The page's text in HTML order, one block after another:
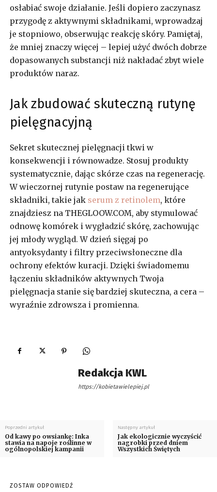
osłabiać swoje działanie. Jeśli dopiero zaczynasz
przygodę z aktywnymi składnikami, wprowadzaj
je stopniowo, obserwując reakcję skóry. Pamiętaj,
że mniej znaczy więcej – lepiej użyć dwóch dobrze
dopasowanych substancji niż nakładać zbyt wiele
produktów naraz.
Jak zbudować skuteczną rutynę
pielęgnacyjną
Sekret skutecznej pielęgnacji tkwi w
konsekwencji i równowadze. Stosuj produkty
systematycznie, dając skórze czas na regenerację.
W wieczornej rutynie postaw na regenerujące
składniki, takie jak serum z retinolem, które
znajdziesz na THEGLOOW.COM, aby stymulować
odnowę komórek i wygładzić skórę, zachowując
jej młody wygląd. W dzień sięgaj po
antyoksydanty i filtry przeciwsłoneczne dla
ochrony efektów kuracji. Dzięki świadomemu
łączeniu składników aktywnych Twoja
pielęgnacja stanie się bardziej skuteczna, a cera –
wyraźnie zdrowsza i promienna.
Redakcja KWL
https://kobietawielepiej.pl
Poprzedni artykuł
Od kawy po owsiankę: Inka
stawia na napoje roślinne w
ogólnopolskiej kampanii
Następny artykuł
Jak ekologicznie wyczyścić
nagrobki przed dniem
Wszystkich Świętych
ZOSTAW ODPOWIEDŹ